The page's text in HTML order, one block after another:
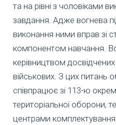
та на рівні з чоловіками
завдання. Адже вогнева
виконання ними вправ зі
компонентом навчання.
керівництвом досвідчених
військових. З цих питань
співпрацює зі 113-ю
територіальної оборони,
центрами комплектування